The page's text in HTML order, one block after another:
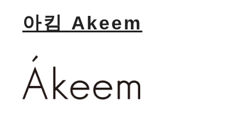
아킴 Akeem